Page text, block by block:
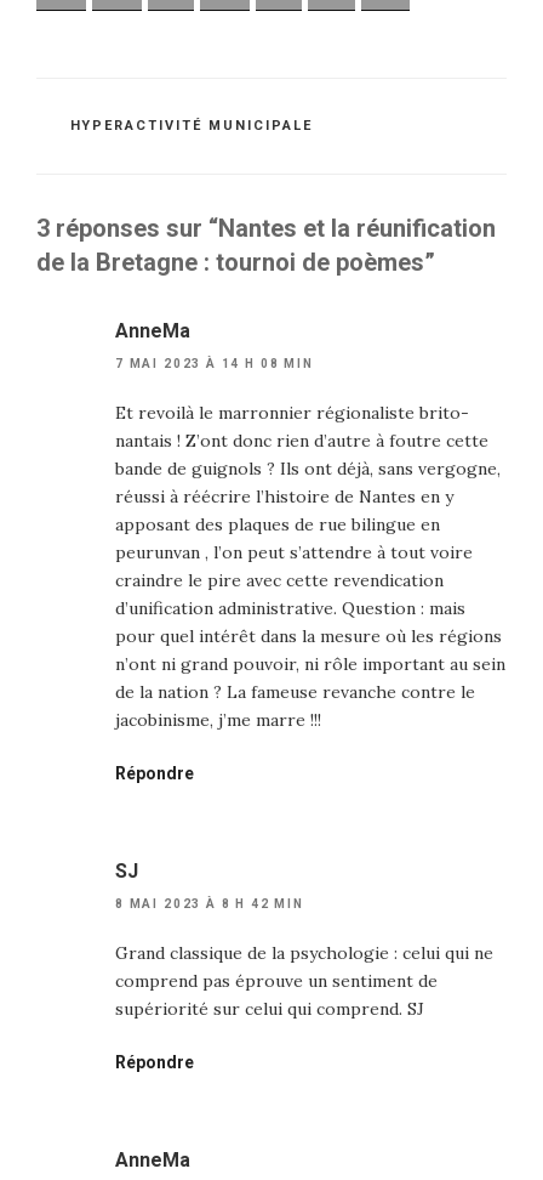
CATÉGORIES
HYPERACTIVITÉ MUNICIPALE
3 réponses sur “Nantes et la réunification
de la Bretagne : tournoi de poèmes”
AnneMa
7 MAI 2023 À 14 H 08 MIN
Et revoilà le marronnier régionaliste brito-
nantais ! Z’ont donc rien d’autre à foutre cette
bande de guignols ? Ils ont déjà, sans vergogne,
réussi à réécrire l’histoire de Nantes en y
apposant des plaques de rue bilingue en
peurunvan , l’on peut s’attendre à tout voire
craindre le pire avec cette revendication
d’unification administrative. Question : mais
pour quel intérêt dans la mesure où les régions
n’ont ni grand pouvoir, ni rôle important au sein
de la nation ? La fameuse revanche contre le
jacobinisme, j’me marre !!!
Répondre
SJ
8 MAI 2023 À 8 H 42 MIN
Grand classique de la psychologie : celui qui ne
comprend pas éprouve un sentiment de
supériorité sur celui qui comprend. SJ
Répondre
AnneMa